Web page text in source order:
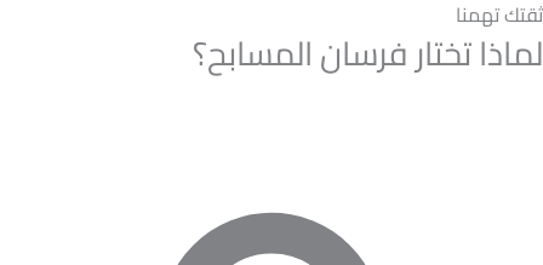
ثقتك تهمنا
لماذا تختار فرسان المسابح؟